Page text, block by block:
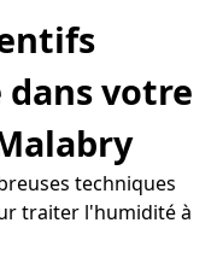
votre
techniques
traiter l'humidité à